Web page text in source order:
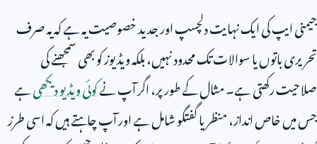
جیمنی ایپ کی ایک نہایت دلچسپ اور جدید خصوصیت یہ ہے کہ یہ صرف
تحریری باتوں یا سوالات تک محدود نہیں، بلکہ ویڈیوز کو بھی سمجھنے کی
صلاحیت رکھتی ہے۔ مثال کے طور پر، اگر آپ نےکوئی ویڈیو دیکھیہے
جس میں خاص انداز، منظر یا گفتگو شامل ہے اور آپ چاہتے ہیں کہ اسی طرز